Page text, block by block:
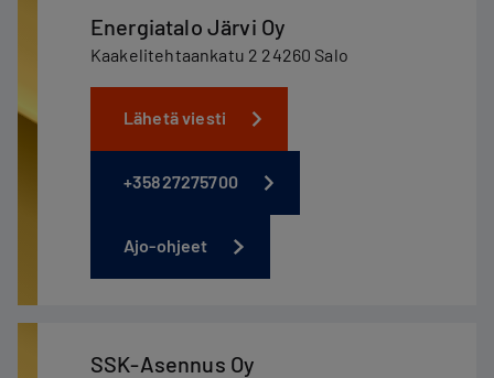
Energiatalo Järvi Oy
Kaakelitehtaankatu 2 24260 Salo
Lähetä viesti
+35827275700
Ajo-ohjeet
SSK-Asennus Oy